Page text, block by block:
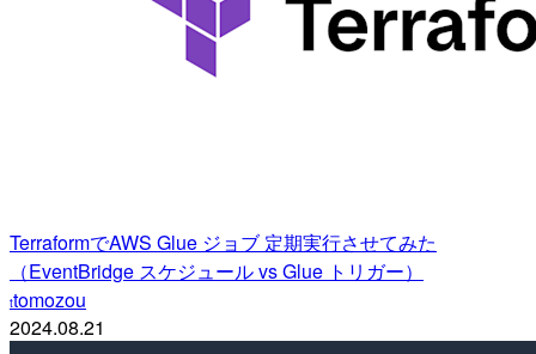
TerraformでAWS Glue ジョブ 定期実行させてみた
（EventBridge スケジュール vs Glue トリガー）
ttomozou
2024.08.21